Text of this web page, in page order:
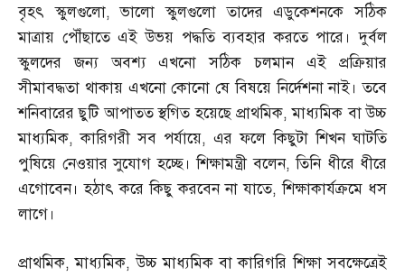
বৃহৎ স্কুলগুলো,ভালো স্কুলগুলো তাদের এডুকেশনকে সঠিক
মাত্রায় পৌঁছাতে এই উভয় পদ্ধতি ব্যবহার করতে পারে। দুর্বল
স্কুলদের জন্য অবশ্য এখনো সঠিক চলমান এই প্রক্রিয়ার
সীমাবদ্ধতা থাকায় এখনো কোনো ষে বিষয়ে নির্দেশনা নাই। তবে
শনিবারের ছুটি আপাতত স্থগিত হয়েছে প্রাথমিক,মাধ্যমিক বা উচ্চ
মাধ্যমিক,কারিগরী সব পর্যায়ে, এর ফলে কিছুটা শিখন ঘাটতি
পুষিয়ে নেওয়ার সুযোগ হচ্ছে। শিক্ষামন্ত্রী বলেন,তিনি ধীরে ধীরে
এগোবেন। হঠাৎ করে কিছু করবেন না যাতে,শিক্ষাকার্যক্রমে ধস
লাগে।
প্রাথমিক,মাধ্যমিক,উচ্চ মাধ্যমিক বা কারিগরি শিক্ষা সবক্ষেত্রেই